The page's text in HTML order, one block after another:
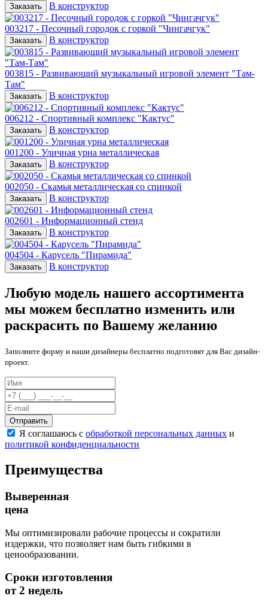
Заказать В конструктор
003217 - Песочный городок с горкой "Чингачгук"
Заказать В конструктор
003815 - Развивающий музыкальный игровой элемент "Там-
Там"
Заказать В конструктор
006212 - Спортивный комплекс "Кактус"
Заказать В конструктор
001200 - Уличная урна металлическая
Заказать В конструктор
002050 - Скамья металлическая со спинкой
Заказать В конструктор
002601 - Информационный стенд
Заказать В конструктор
004504 - Карусель "Пирамида"
Заказать В конструктор
Любую модель нашего ассортимента
мы можем бесплатно изменить или
раскрасить по Вашему желанию
Заполните форму и наши дизайнеры бесплатно подготовят для Вас дизайн-
проект.
Отправить
Я соглашаюсь с обработкой персональных данных и
политикой конфиденциальности
Преимущества
Выверенная
цена
Мы оптимизировали рабочие процессы и сократили
издержки, что позволяет нам быть гибкими в
ценообразовании.
Сроки изготовления
от 2 недель